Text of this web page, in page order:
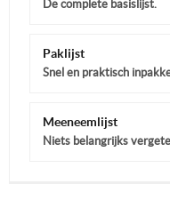
De complete basislijst.
Paklijst
Snel en praktisch
Meeneemlijst
Niets belangrijks